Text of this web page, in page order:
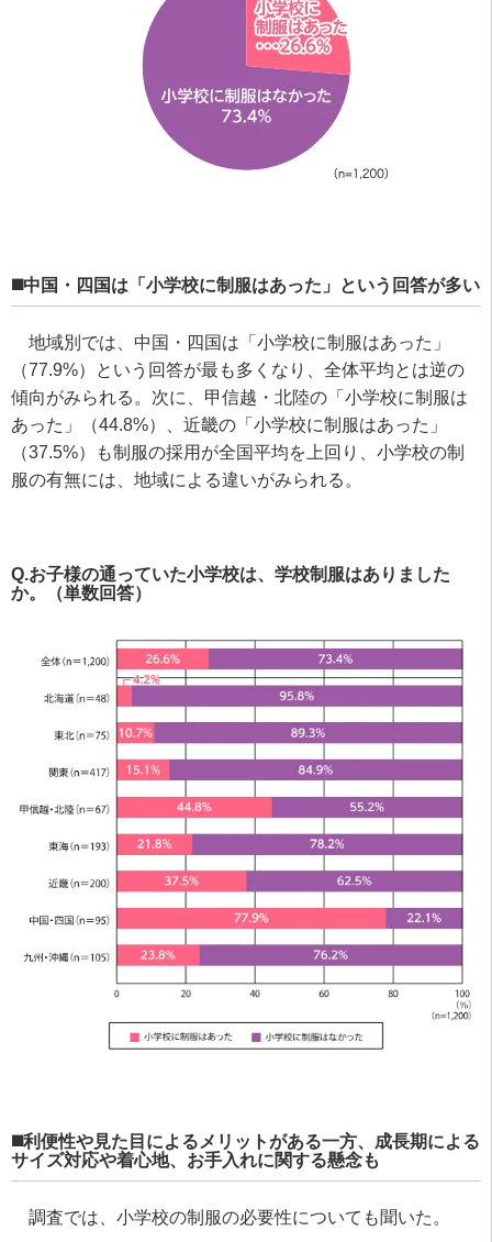
◼️中国・四国は「小学校に制服はあった」という回答が多い
地域別では、中国・四国は「小学校に制服はあった」
（77.9%）という回答が最も多くなり、全体平均とは逆の
傾向がみられる。次に、甲信越・北陸の「小学校に制服は
あった」（44.8%）、近畿の「小学校に制服はあった」
（37.5%）も制服の採用が全国平均を上回り、小学校の制
服の有無には、地域による違いがみられる。
Q.お子様の通っていた小学校は、学校制服はありました
か。（単数回答）
◼️利便性や見た目によるメリットがある一方、成長期による
サイズ対応や着心地、お手入れに関する懸念も
調査では、小学校の制服の必要性についても聞いた。